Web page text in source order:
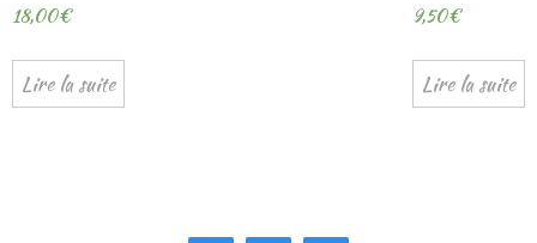
18,00€
Lire la suite
9,50€
Lire la suite